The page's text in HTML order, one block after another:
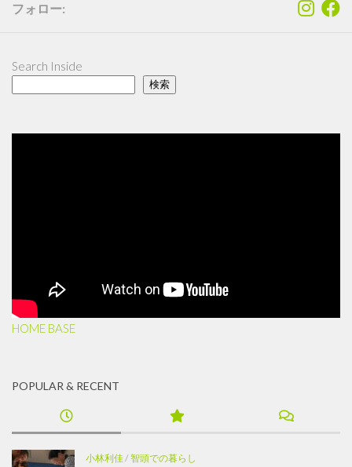
フォロー:
Search Inside
検索
HOME BASE
POPULAR & RECENT
小林利佳/智頭での暮らし